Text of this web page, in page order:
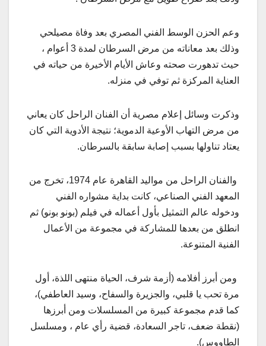
وعم الحزن الوسط الفني المصري بعد وفاة مصيلحي
وذلك بعد معاناته من مرض السرطان لمدة 3 أعوام ،
حيث تدهورت صحته وعاش الأيام الأخيرة من حياته في
العناية المركزة ثم توفي في منزله.
وذكرت وسائل إعلام مصرية أن الفنان الراحل كان يعاني
من مرض التهاب الأوعية الدموية؛ نتيجة الأدوية التي كان
يعتاد تناولها بسبب إصابة سابقة بالسرطان.
والفنان الراحل من مواليد القاهرة عام 1974، تخرج من
المعهد الفني الصناعي، كانت بداية مشواره الفني
ودخوله عالم التمثيل بأول أعماله في فيلم (بونو بونو) ثم
انطلق من بعدها للمشاركة في مجموعة من الأعمال
الفنية المتنوعة.
ومن أبرز أفلامه (أزمة شرف، الحياة منتهى اللذة، أول
مرة تحب يا قلبي، والجزيرة والسفاح، وسيد العاطفي)،
كما قدم مجموعة كبيرة من المسلسلات ومن أبرزها
(نقطة ضعف، تاجر السعادة، قضية رأي عام ، ومسلسل
الطاووس).